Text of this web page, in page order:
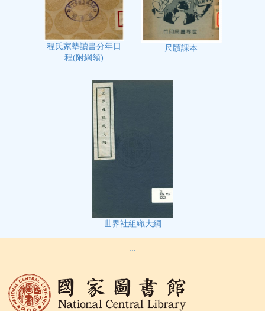
程氏家塾讀書分年日
程(附綱領)
尺牘課本
世界社組織大綱
:::